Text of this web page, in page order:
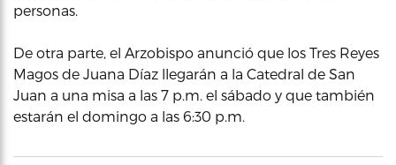
personas.
De otra parte, el Arzobispo anunció que los Tres Reyes
Magos de Juana Díaz llegarán a la Catedral de San
Juan a una misa a las 7 p.m. el sábado y que también
estarán el domingo a las 6:30 p.m.